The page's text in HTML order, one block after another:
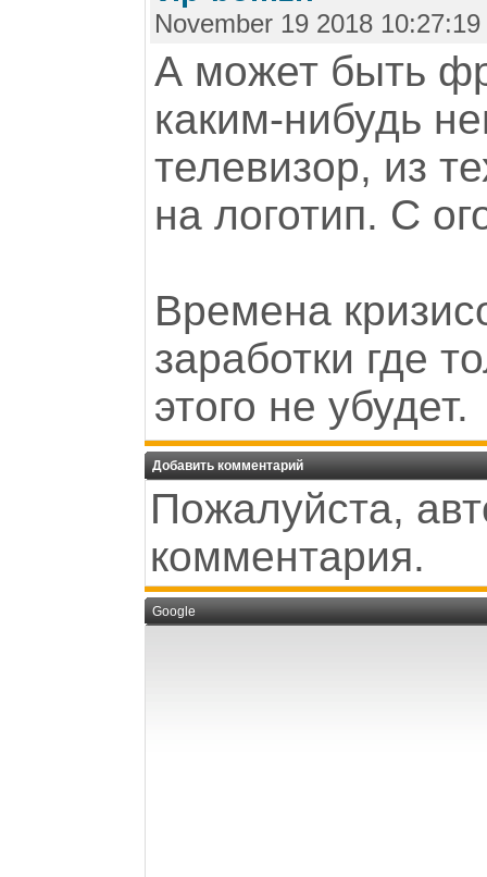
November 19 2018 10:27:19
А может быть
каким-нибудь
телевизор, из
на логотип. С
Времена
заработки где
этого не убудет.
Добавить комментарий
Пожалуйста,
комментария.
Google